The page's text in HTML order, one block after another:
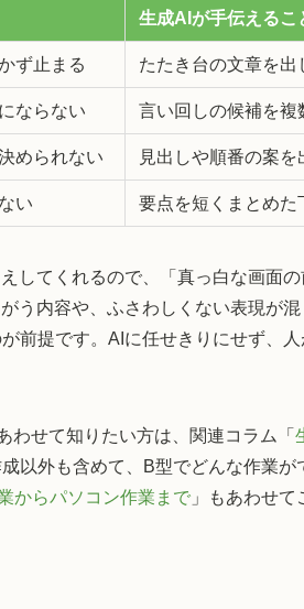
生成AIが手伝えるこ
ず止まる たたき台の文章を
ならない 言い回しの候補を複
められない 見出しや順番の案を
い 要点を短くまとめた
してくれるので、「真っ白な画面
う内容や、ふさわしくない表現が
前提です。AIに任せきりにせず、
せて知りたい方は、関連コラム「
以外も含めて、B型でどんな作業
からパソコン作業まで 」もあわせ